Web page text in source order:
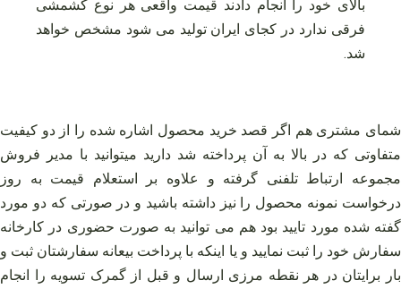
بالای خود را انجام دادند قیمت واقعی هر نوع کشمشی
فرقی ندارد در کجای ایران تولید می شود مشخص خواهد
شد.
شمای مشتری هم اگر قصد خرید محصول اشاره شده را از دو کیفیت
متفاوتی که در بالا به آن پرداخته شد دارید میتوانید با مدیر فروش
مجموعه ارتباط تلفنی گرفته و علاوه بر استعلام قیمت به روز
درخواست نمونه محصول را نیز داشته باشید و در صورتی که دو مورد
گفته شده مورد تایید بود هم می توانید به صورت حضوری در کارخانه
سفارش خود را ثبت نمایید و یا اینکه با پرداخت بیعانه سفارشتان ثبت و
بار برایتان در هر نقطه مرزی ارسال و قبل از گمرک تسویه را انجام